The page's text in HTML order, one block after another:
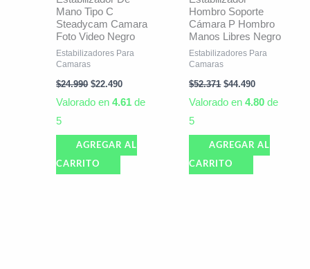
Mano Tipo C
Steadycam Camara
Foto Video Negro
Estabilizadores Para
Camaras
$24.990 $22.490
Valorado en4.61 de
5
AGREGAR AL
CARRITO
Hombro Soporte
Cámara P Hombro
Manos Libres Negro
Estabilizadores Para
Camaras
$52.371 $44.490
Valorado en4.80 de
5
AGREGAR AL
CARRITO